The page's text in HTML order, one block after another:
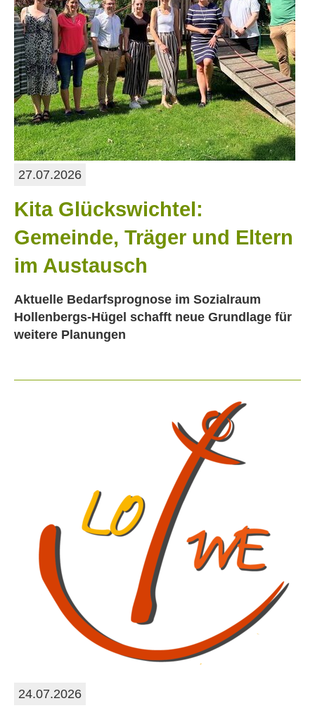
27.07.2026
Kita Glückswichtel:
Gemeinde, Träger und Eltern
im Austausch
Aktuelle Bedarfsprognose im Sozialraum
Hollenbergs-Hügel schafft neue Grundlage für
weitere Planungen
24.07.2026